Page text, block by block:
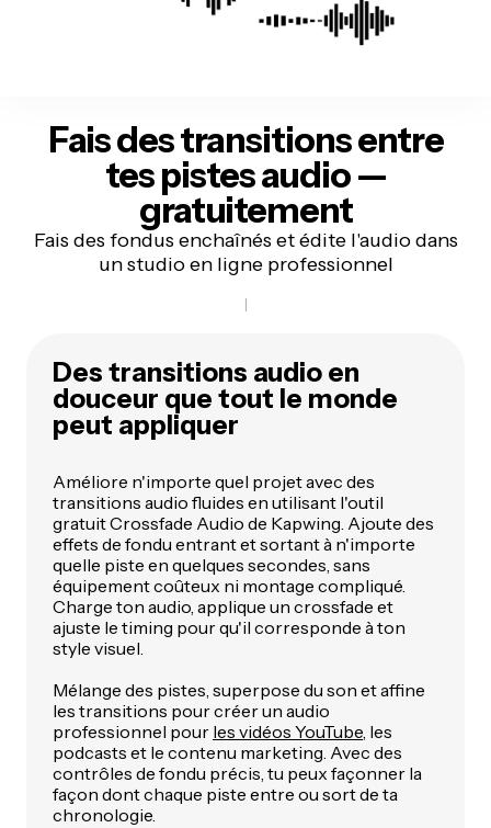
Fais des transitions entre
tes pistes audio —
gratuitement
Fais des fondus enchaînés et édite l'audio dans
un studio en ligne professionnel
Des transitions audio en
douceur que tout le monde
peut appliquer
Améliore n'importe quel projet avec des
transitions audio fluides en utilisant l'outil
gratuit Crossfade Audio de Kapwing. Ajoute des
effets de fondu entrant et sortant à n'importe
quelle piste en quelques secondes, sans
équipement coûteux ni montage compliqué.
Charge ton audio, applique un crossfade et
ajuste le timing pour qu'il corresponde à ton
style visuel.
Mélange des pistes, superpose du son et affine
les transitions pour créer un audio
professionnel pour les vidéos YouTube, les
podcasts et le contenu marketing. Avec des
contrôles de fondu précis, tu peux façonner la
façon dont chaque piste entre ou sort de ta
chronologie.